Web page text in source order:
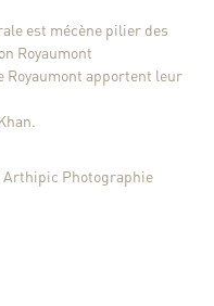
est mécène pilier des
Royaumont
Royaumont apportent leur
Photographie